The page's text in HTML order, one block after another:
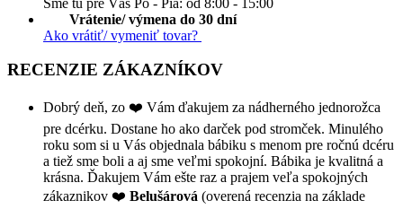
Vrátenie/ výmena do 30 dní
Ako vrátiť/ vymeniť tovar?
RECENZIE ZÁKAZNÍKOV
Dobrý deň, zo ❤️ Vám ďakujem za nádherného jednorožca
pre dcérku. Dostane ho ako darček pod stromček. Minulého
roku som si u Vás objednala bábiku s menom pre ročnú dcéru
a tiež sme boli a aj sme veľmi spokojní. Bábika je kvalitná a
krásna. Ďakujem Vám ešte raz a prajem veľa spokojných
zákaznikov ❤️ Belušárová (overená recenzia na základe